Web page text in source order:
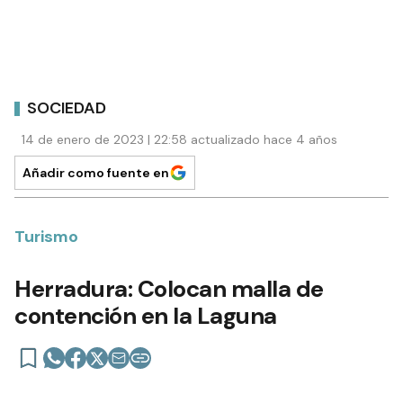
SOCIEDAD
14 de enero de 2023 | 22:58 actualizado hace 4 años
Añadir como fuente en
Turismo
Herradura: Colocan malla de
contención en la Laguna